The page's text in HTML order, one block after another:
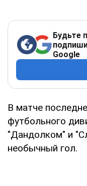
Будьте
Google
В матче
футбольного
"Дандолком" и
необычный гол.